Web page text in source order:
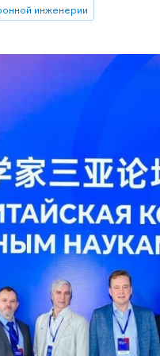
инженерии